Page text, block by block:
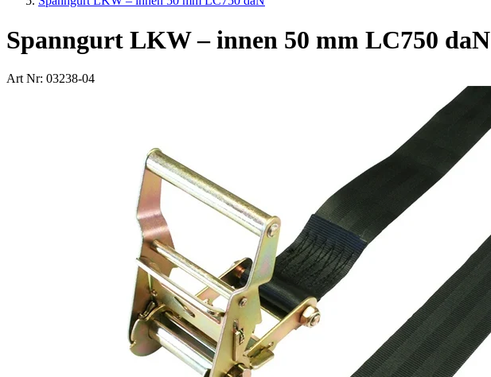
Spanngurt LKW – innen 50 mm LC750 daN
Art Nr: 03238-04